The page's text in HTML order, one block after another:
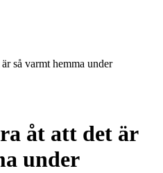
så varmt hemma under
åt att det är
under